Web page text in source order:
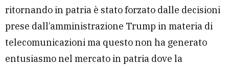
ritornando in patria è stato forzato dalle decisioni
prese dall’amministrazione Trump in materia di
telecomunicazioni ma questo non ha generato
entusiasmo nel mercato in patria dove la